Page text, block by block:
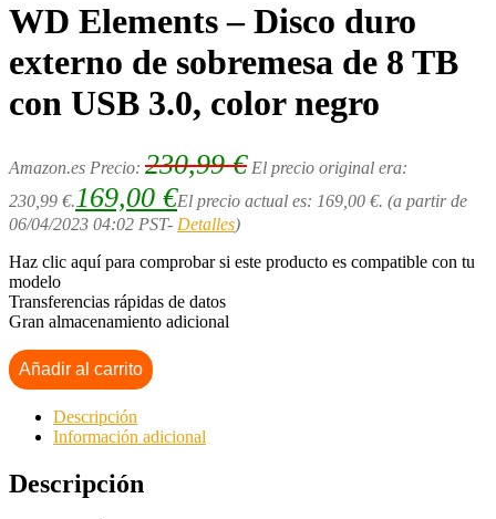
WD Elements – Disco duro
externo de sobremesa de 8 TB
con USB 3.0, color negro
Amazon.es Precio: 230,99€ El precio original era:
230,99 €. 169,00 €El precio actual es: 169,00 €. (a partir de
06/04/2023 04:02 PST- Detalles)
Haz clic aquí para comprobar si este producto es compatible con tu
modelo
Transferencias rápidas de datos
Gran almacenamiento adicional
Añadir al carrito
Descripción
Información adicional
Descripción